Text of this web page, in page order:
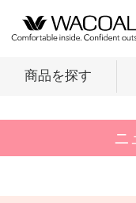
商品を探す
ニ